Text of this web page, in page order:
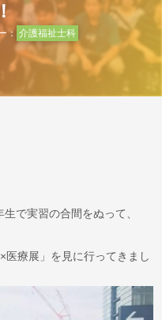
： 介護福祉士科
で実習の合間をぬって、
医療展」を見に行ってきまし